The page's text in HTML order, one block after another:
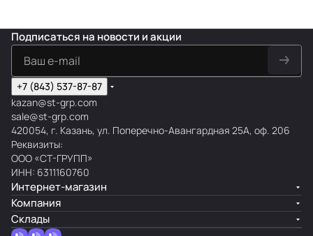
Подписаться на новости и акции
+7 (843) 537-87-87
kazan@st-grp.com
sale@st-grp.com
420054, г. Казань, ул. Поперечно-Авангардная 25А, оф. 206
Реквизиты:
ООО «СТ-ГРУПП»
ИНН: 6311160760
Интернет-магазин
Компания
Склады